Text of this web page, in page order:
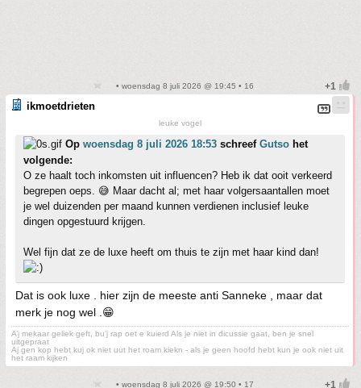
• woensdag 8 juli 2026 @ 19:45 • 16
ikmoetdrieten
leuke vogel
Op woensdag 8 juli 2026 18:53 schreef Gutso het
volgende:
O ze haalt toch inkomsten uit influencen? Heb ik dat ooit verkeerd
begrepen oeps. 😅 Maar dacht al; met haar volgersaantallen moet
je wel duizenden per maand kunnen verdienen inclusief leuke
dingen opgestuurd krijgen.
Wel fijn dat ze de luxe heeft om thuis te zijn met haar kind dan!
Dat is ook luxe . hier zijn de meeste anti Sanneke , maar dat
merk je nog wel .😁
A’j mekaar geliek geft, bu’j rap oet e kuierd Als je niet in dicussie gaat, ben je snel
uitgepraat
Aj gen kop hebt kuj ok niet uut het roam kiekn - als je geen hoofd hebt kun je ook niet uit
het raam kijken
• woensdag 8 juli 2026 @ 19:50 • 17